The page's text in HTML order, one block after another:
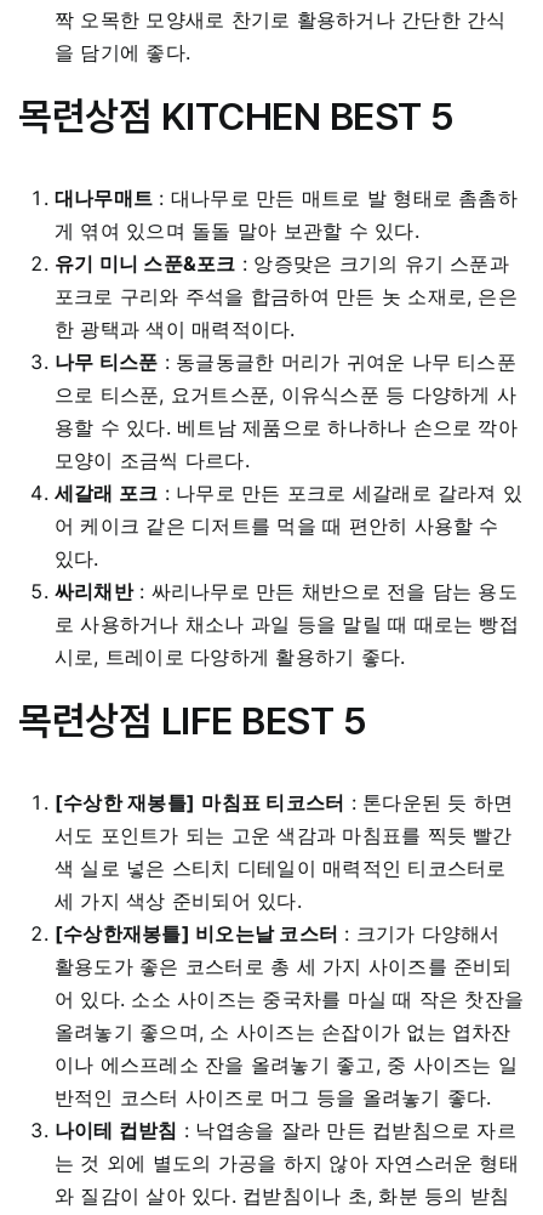
짝 오목한 모양새로 찬기로 활용하거나 간단한 간식
을 담기에 좋다.
목련상점 KITCHEN BEST 5
대나무매트 : 대나무로 만든 매트로 발 형태로 촘촘하
게 엮여 있으며 돌돌 말아 보관할 수 있다.
유기 미니 스푼&포크 : 앙증맞은 크기의 유기 스푼과
포크로 구리와 주석을 합금하여 만든 놋 소재로, 은은
한 광택과 색이 매력적이다.
나무 티스푼 : 동글동글한 머리가 귀여운 나무 티스푼
으로 티스푼, 요거트스푼, 이유식스푼 등 다양하게 사
용할 수 있다. 베트남 제품으로 하나하나 손으로 깍아
모양이 조금씩 다르다.
세갈래 포크 : 나무로 만든 포크로 세갈래로 갈라져 있
어 케이크 같은 디저트를 먹을 때 편안히 사용할 수
있다.
싸리채반: 싸리나무로 만든 채반으로 전을 담는 용도
로 사용하거나 채소나 과일 등을 말릴 때 때로는 빵접
시로, 트레이로 다양하게 활용하기 좋다.
목련상점 LIFE BEST 5
[수상한 재봉틀] 마침표 티코스터 : 톤다운된 듯 하면
서도 포인트가 되는 고운 색감과 마침표를 찍듯 빨간
색 실로 넣은 스티치 디테일이 매력적인 티코스터로
세 가지 색상 준비되어 있다.
[수상한재봉틀] 비오는날 코스터 : 크기가 다양해서
활용도가 좋은 코스터로 총 세 가지 사이즈를 준비되
어 있다. 소소 사이즈는 중국차를 마실 때 작은 찻잔을
올려놓기 좋으며, 소 사이즈는 손잡이가 없는 엽차잔
이나 에스프레소 잔을 올려놓기 좋고, 중 사이즈는 일
반적인 코스터 사이즈로 머그 등을 올려놓기 좋다.
나이테 컵받침 : 낙엽송을 잘라 만든 컵받침으로 자르
는 것 외에 별도의 가공을 하지 않아 자연스러운 형태
와 질감이 살아 있다. 컵받침이나 초, 화분 등의 받침